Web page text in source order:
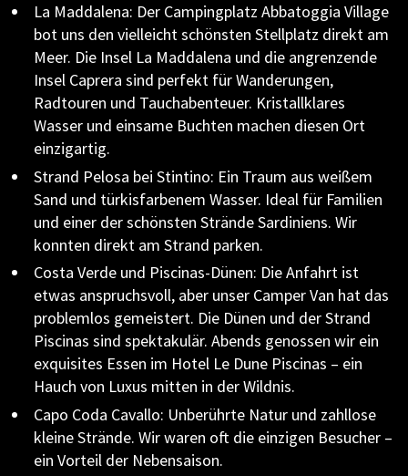
La Maddalena: Der Campingplatz Abbatoggia Village
bot uns den vielleicht schönsten Stellplatz direkt am
Meer. Die Insel La Maddalena und die angrenzende
Insel Caprera sind perfekt für Wanderungen,
Radtouren und Tauchabenteuer. Kristallklares
Wasser und einsame Buchten machen diesen Ort
einzigartig.
Strand Pelosa bei Stintino: Ein Traum aus weißem
Sand und türkisfarbenem Wasser. Ideal für Familien
und einer der schönsten Strände Sardiniens. Wir
konnten direkt am Strand parken.
Costa Verde und Piscinas-Dünen: Die Anfahrt ist
etwas anspruchsvoll, aber unser Camper Van hat das
problemlos gemeistert. Die Dünen und der Strand
Piscinas sind spektakulär. Abends genossen wir ein
exquisites Essen im Hotel Le Dune Piscinas – ein
Hauch von Luxus mitten in der Wildnis.
Capo Coda Cavallo: Unberührte Natur und zahllose
kleine Strände. Wir waren oft die einzigen Besucher –
ein Vorteil der Nebensaison.